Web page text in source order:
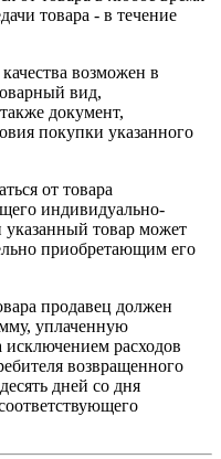
товара - в течение
возможен в
вид,
документ,
покупки указанного
от товара
индивидуально-
указанный товар может
приобретающим его
продавец должен
уплаченную
исключением расходов
возвращенного
дней со дня